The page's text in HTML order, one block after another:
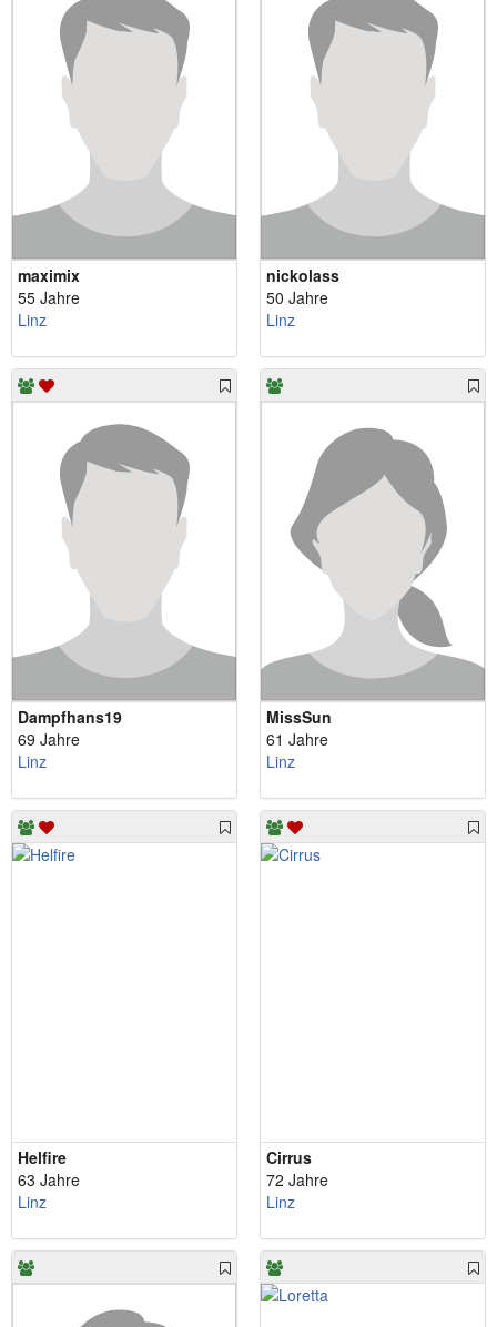
maximix
55 Jahre
Linz
nickolass
50 Jahre
Linz
Dampfhans19
69 Jahre
Linz
MissSun
61 Jahre
Linz
Helfire
63 Jahre
Linz
Cirrus
72 Jahre
Linz